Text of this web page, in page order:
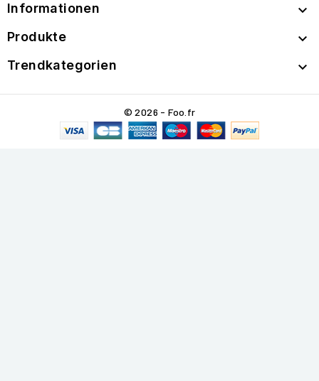
Informationen 
Produkte 
Trendkategorien 
© 2026 - Foo.fr